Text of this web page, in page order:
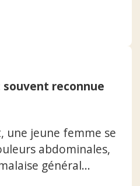
souvent reconnue
une jeune femme se
abdominales,
général...